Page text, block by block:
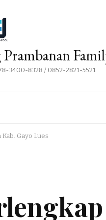
3400-8328 / 0852-2821-5521
Gayo Lues